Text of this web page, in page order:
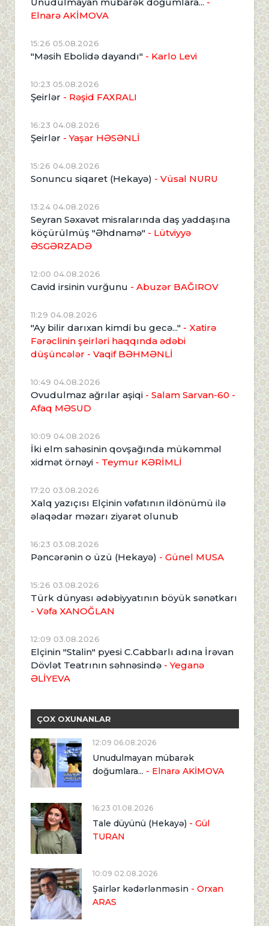
Elnarə AKİMOVA
15:26 05.08.2026
"Məsih Ebolidə dayandı" - Karlo Levi
10:23 05.08.2026
Şeirlər - Rəşid FAXRALI
16:23 04.08.2026
Şeirlər - Yaşar HƏSƏNLİ
15:26 04.08.2026
Sonuncu siqaret (Hekayə) - Vüsal NURU
13:24 04.08.2026
Seyran Səxavət misralarında daş yaddaşına
köçürülmüş "Əhdnamə" - Lütviyyə
ƏSGƏRZADƏ
12:00 04.08.2026
Cavid irsinin vurğunu - Abuzər BAĞIROV
11:29 04.08.2026
"Ay bilir darıxan kimdi bu gecə..." - Xatirə
Fərəclinin şeirləri haqqında ədəbi
düşüncələr - Vaqif BƏHMƏNLİ
10:49 04.08.2026
Ovudulmaz ağrılar aşiqi - Salam Sarvan-60 -
Afaq MƏSUD
10:09 04.08.2026
İki elm sahəsinin qovşağında mükəmməl
xidmət örnəyi - Teymur KƏRİMLİ
17:20 03.08.2026
Xalq yazıçısı Elçinin vəfatının ildönümü ilə
əlaqədar məzarı ziyarət olunub
16:23 03.08.2026
Pəncərənin o üzü (Hekayə) - Günel MUSA
15:26 03.08.2026
Türk dünyası ədəbiyyatının böyük sənətkarı
- Vəfa XANOĞLAN
12:09 03.08.2026
Elçinin "Stalin" pyesi C.Cabbarlı adına İrəvan
Dövlət Teatrının səhnəsində - Yeganə
ƏLİYEVA
ÇOX OXUNANLAR
12:09 06.08.2026
Unudulmayan mübarək
doğumlara... - Elnarə AKİMOVA
16:23 01.08.2026
Tale düyünü (Hekayə) - Gül
TURAN
10:09 02.08.2026
Şairlər kədərlənməsin - Orxan
ARAS